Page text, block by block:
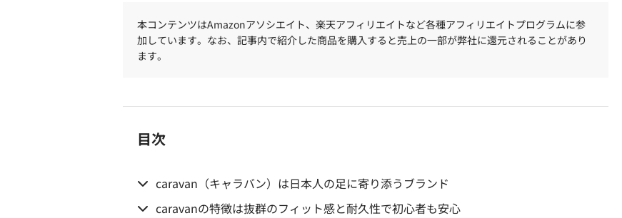
本コンテンツはAmazonアソシエイト、楽天アフィリエイトなど各種アフィリエイトプログラムに参
加しています。なお、記事内で紹介した商品を購入すると売上の一部が弊社に還元されることがあり
ます。
目次
caravan（キャラバン）は日本人の足に寄り添うブランド
caravanの特徴は抜群のフィット感と耐久性で初心者も安心